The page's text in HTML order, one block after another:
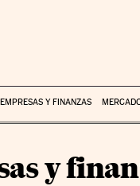
EMPRESAS Y FINANZAS
y